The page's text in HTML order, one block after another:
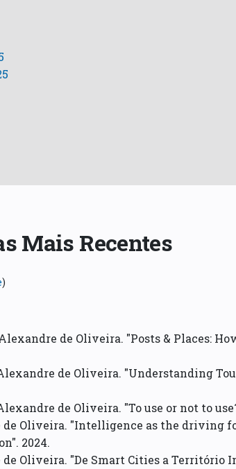
Mais Recentes
)
de Oliveira. "Posts & Places:
de Oliveira. "Understanding
de Oliveira. "To use or not to
de Oliveira. "Intelligence as the
2024.
Oliveira. "De Smart Cities a Território